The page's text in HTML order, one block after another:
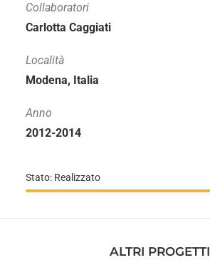
Collaboratori
Carlotta Caggiati
Località
Modena, Italia
Anno
2012-2014
Stato: Realizzato
ALTRI PROGETTI